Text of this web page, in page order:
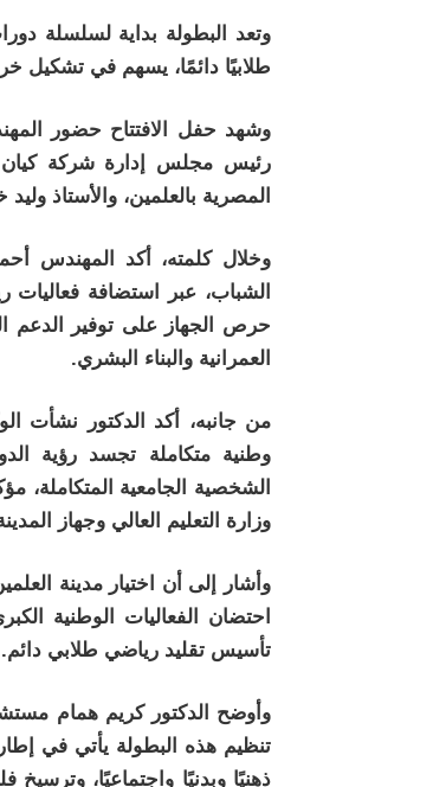
وتعد البطولة بداية لسلسلة
طلابيًا دائمًا، يسهم في تشكيل
وشهد حفل الافتتاح حضور
رئيس مجلس إدارة شركة كيان
المصرية بالعلمين، والأستاذ
وخلال كلمته، أكد المهندس
الشباب، عبر استضافة فعاليات
حرص الجهاز على توفير الدعم
العمرانية والبناء البشري.
من جانبه، أكد الدكتور نشأت
وطنية متكاملة تجسد رؤية
الشخصية الجامعية المتكاملة،
وزارة التعليم العالي وجهاز
وأشار إلى أن اختيار مدينة
احتضان الفعاليات الوطنية
تأسيس تقليد رياضي طلابي دائم.
وأوضح الدكتور كريم همام
تنظيم هذه البطولة يأتي في
ذهنيًا وبدنيًا واجتماعيًا،